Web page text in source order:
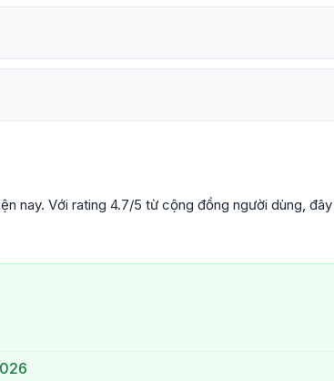
nay. Với rating 4.7/5 từ cộng đồng người dùng,